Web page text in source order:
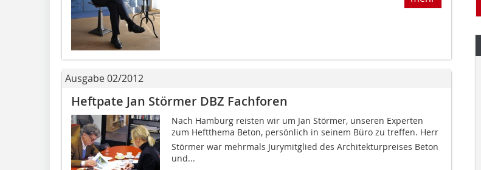
Ausgabe 02/2012
Heftpate Jan Störmer DBZ Fachforen
Nach Hamburg reisten wir um Jan Störmer, unseren Experten
zum Heftthema Beton, persönlich in seinem Büro zu treffen. Herr
Störmer war mehrmals Jurymitglied des Architekturpreises Beton
und...